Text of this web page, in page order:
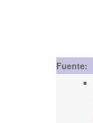
Fuente: